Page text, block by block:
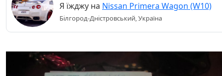
Я їжджу на Nissan Primera Wagon (W10)
Білгород-Дністровський, Україна